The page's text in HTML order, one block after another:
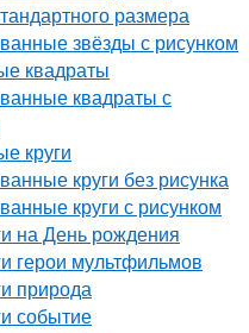
размера
звёзды с рисунком
квадраты
квадраты с
круги
круги без рисунка
круги с рисунком
на День рождения
герои мультфильмов
природа
событие